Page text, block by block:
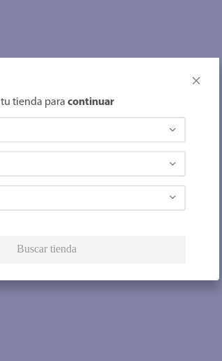
tu tienda para continuar
Buscar tienda